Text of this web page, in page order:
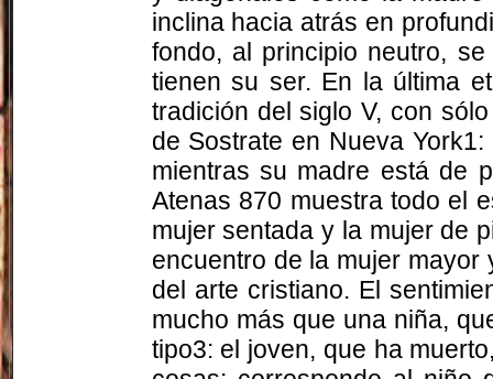
inclina hacia atrás en
fondo, al principio neutro,
tienen su ser. En la última
tradición del siglo V, con
de Sostrate en Nueva
mientras su madre está de
Atenas 870 muestra todo el
mujer sentada y la mujer de
encuentro de la mujer
del arte cristiano. El
mucho más que una niña,
tipo3: el joven, que ha